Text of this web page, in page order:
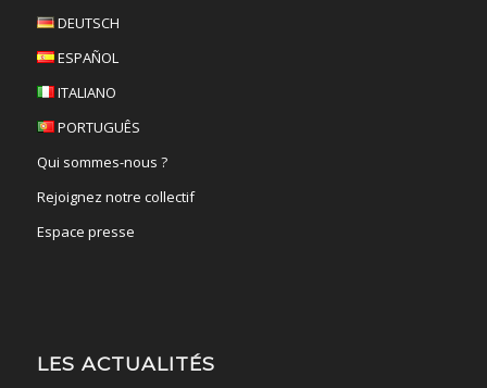
DEUTSCH
ESPAÑOL
ITALIANO
PORTUGUÊS
Qui sommes-nous ?
Rejoignez notre collectif
Espace presse
LES ACTUALITÉS